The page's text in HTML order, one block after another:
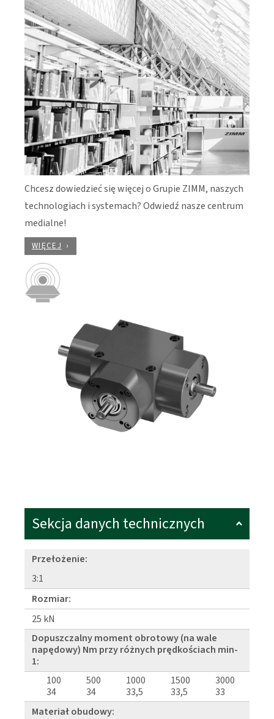
Chcesz dowiedzieć się więcej o Grupie ZIMM, naszych
technologiach i systemach? Odwiedź nasze centrum
medialne!
WIĘCEJ
Sekcja danych technicznych
Przełożenie:
3:1
Rozmiar:
25 kN
Dopuszczalny moment obrotowy (na wale
napędowy) Nm przy różnych prędkościach min-
1:
100
34
500
34
1000
33,5
1500
33,5
3000
33
Materiał obudowy: